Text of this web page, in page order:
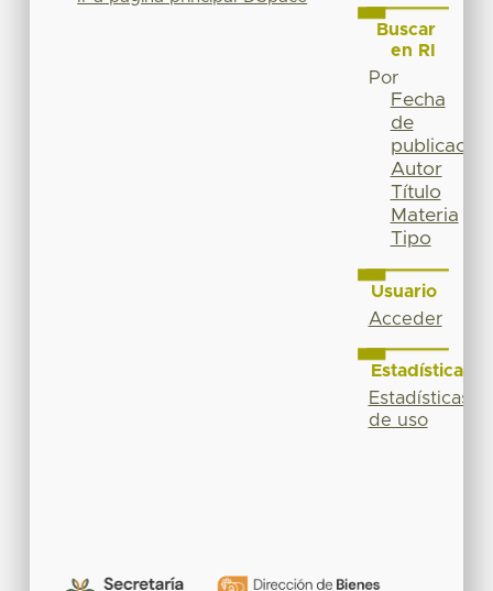
Buscar
en RI
Por
Fecha
de
publicación
Autor
Título
Materia
Tipo
Usuario
Acceder
Estadísticas
Estadísticas
de uso